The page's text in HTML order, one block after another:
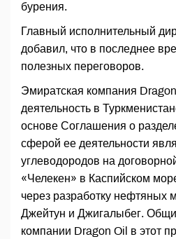
бурения.
Главный исполнительный
добавил, что в последнее
полезных переговоров.
Эмиратская компания
деятельность в
основе Соглашения о
сферой ее деятельности
углеводородов на
«Челекен» в Каспийском
через разработку нефтяных
Джейтун и Джигалыбег.
компании Dragon Oil в этот